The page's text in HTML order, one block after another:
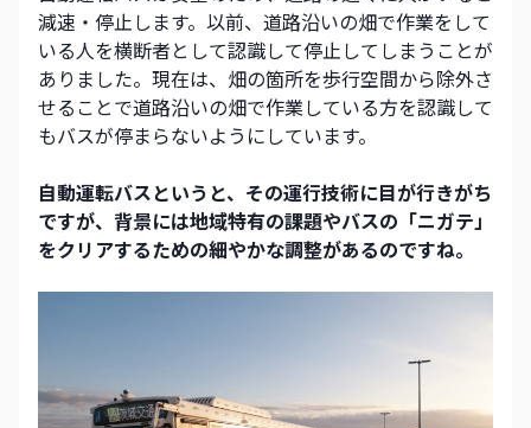
減速・停止します。以前、道路沿いの畑で作業をして
いる人を横断者として認識して停止してしまうことが
ありました。現在は、畑の箇所を歩行空間から除外さ
せることで道路沿いの畑で作業している方を認識して
もバスが停まらないようにしています。
自動運転バスというと、その運行技術に目が行きがち
ですが、背景には地域特有の課題やバスの「ニガテ」
をクリアするための細やかな調整があるのですね。